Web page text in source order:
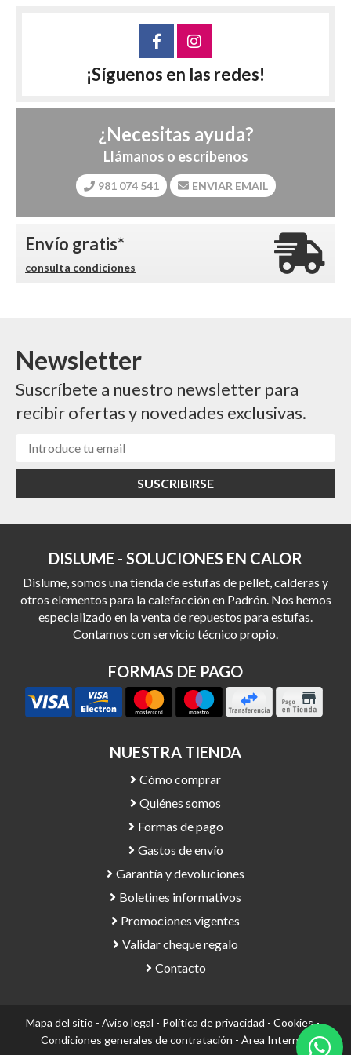
¡Síguenos en las redes!
¿Necesitas ayuda?
Llámanos o escríbenos
981 074 541 ENVIAR EMAIL
Envío gratis*
consulta condiciones
Newsletter
Suscríbete a nuestro newsletter para
recibir ofertas y novedades exclusivas.
SUSCRIBIRSE
DISLUME - SOLUCIONES EN CALOR
Dislume, somos una tienda de estufas de pellet, calderas y
otros elementos para la calefacción en Padrón. Nos hemos
especializado en la venta de repuestos para estufas.
Contamos con servicio técnico propio.
FORMAS DE PAGO
NUESTRA TIENDA
Cómo comprar
Quiénes somos
Formas de pago
Gastos de envío
Garantía y devoluciones
Boletines informativos
Promociones vigentes
Validar cheque regalo
Contacto
Mapa del sitio - Aviso legal - Política de privacidad - Cookies-
Condiciones generales de contratación - Área Interna